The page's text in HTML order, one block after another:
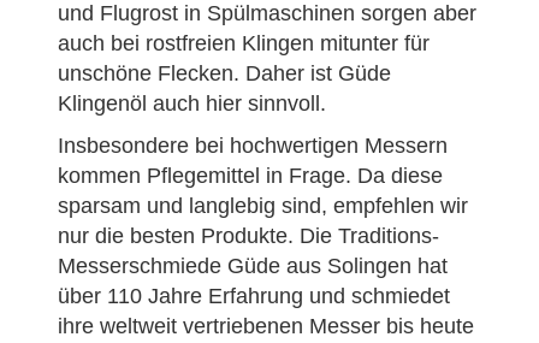
und Flugrost in Spülmaschinen sorgen aber
auch bei rostfreien Klingen mitunter für
unschöne Flecken. Daher ist Güde
Klingenöl auch hier sinnvoll.
Insbesondere bei hochwertigen Messern
kommen Pflegemittel in Frage. Da diese
sparsam und langlebig sind, empfehlen wir
nur die besten Produkte. Die Traditions-
Messerschmiede Güde aus Solingen hat
über 110 Jahre Erfahrung und schmiedet
ihre weltweit vertriebenen Messer bis heute